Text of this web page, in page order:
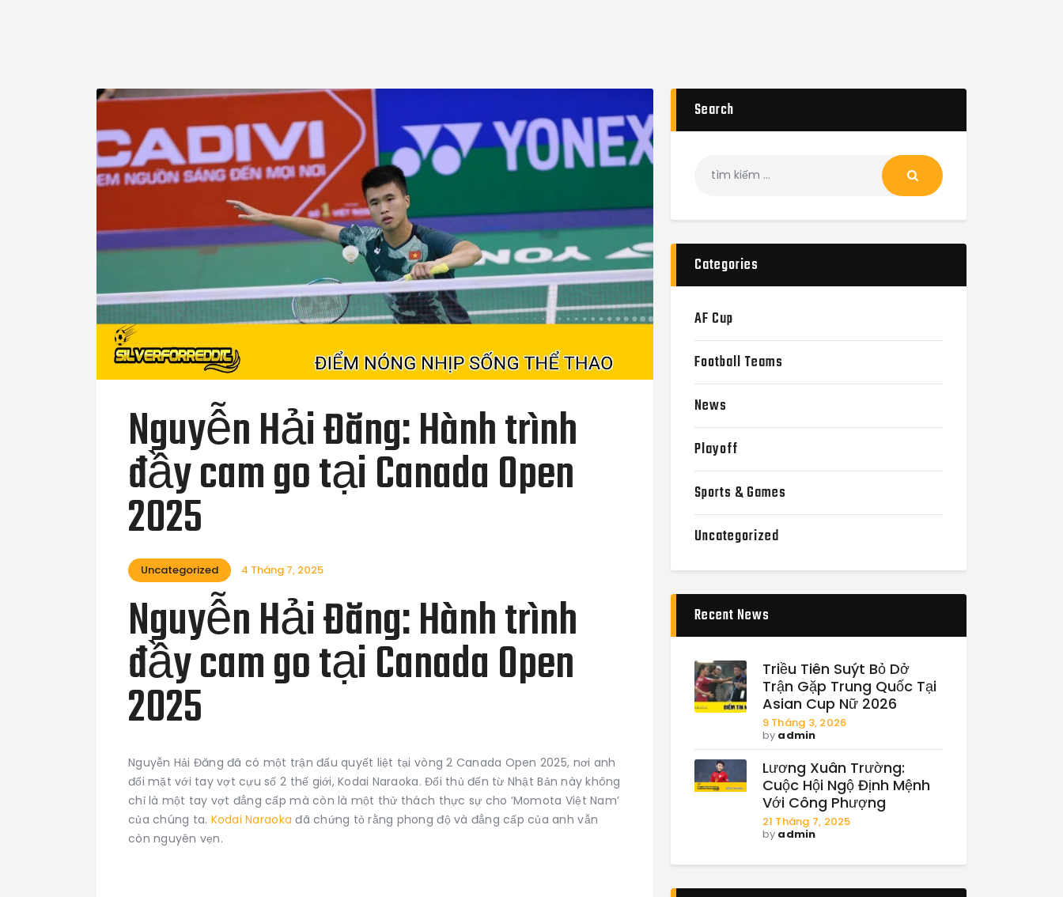
Nguyễn Hải Đăng: Hành trình
đầy cam go tại Canada Open
2025
Uncategorized 4 Tháng 7, 2025
Nguyễn Hải Đăng: Hành trình
đầy cam go tại Canada Open
2025
Nguyễn Hải Đăng đã có một trận đấu quyết liệt tại vòng 2 Canada Open 2025, nơi anh
đối mặt với tay vợt cựu số 2 thế giới, Kodai Naraoka. Đối thủ đến từ Nhật Bản này không
chỉ là một tay vợt đẳng cấp mà còn là một thử thách thực sự cho ‘Momota Việt Nam’
của chúng ta. Kodai Naraoka đã chứng tỏ rằng phong độ và đẳng cấp của anh vẫn
còn nguyên vẹn.
Search
kiếm
Categories
AF Cup
Football Teams
News
Playoff
Sports & Games
Uncategorized
Recent News
Triều Tiên Suýt Bỏ Dở
Trận Gặp Trung Quốc Tại
Asian Cup Nữ 2026
9 Tháng 3, 2026
by admin
Lương Xuân Trường:
Cuộc Hội Ngộ Định Mệnh
Với Công Phượng
21 Tháng 7, 2025
by admin